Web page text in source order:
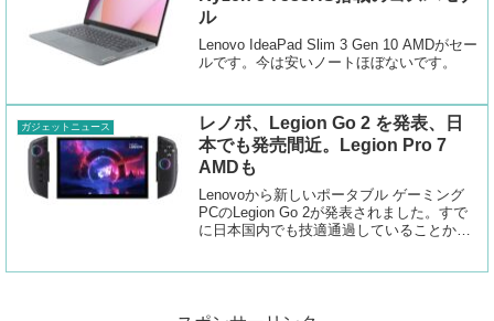
ル
Lenovo IdeaPad Slim 3 Gen 10 AMDがセー
ルです。今は安いノートほぼないです。
ガジェットニュース
レノボ、Legion Go 2 を発表、日
本でも発売間近。Legion Pro 7
AMDも
Lenovoから新しいポータブル ゲーミング
PCのLegion Go 2が発表されました。すで
に日本国内でも技適通過していることから